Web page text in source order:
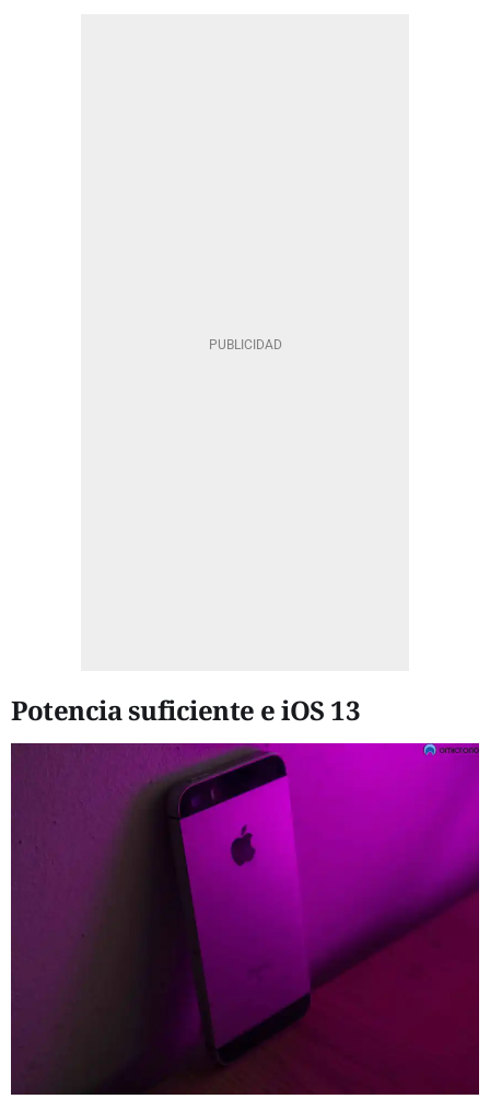
Potencia suficiente e iOS 13